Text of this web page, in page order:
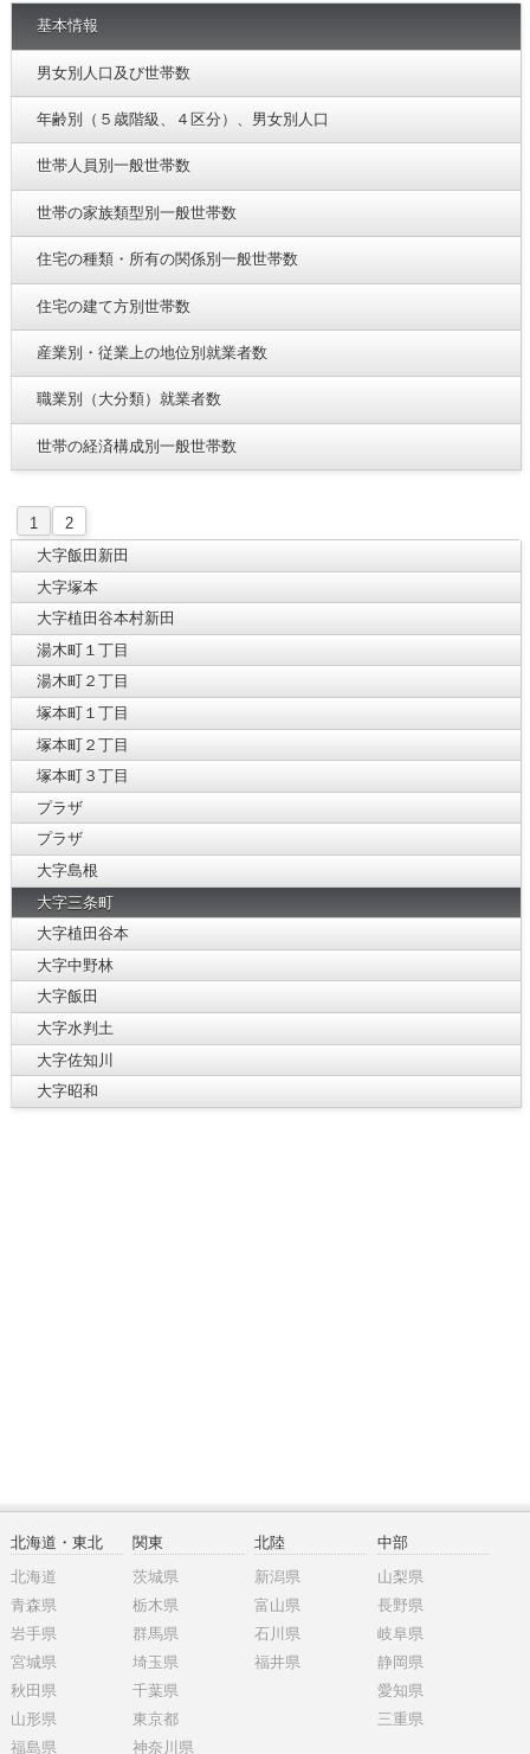
基本情報
男女別人口及び世帯数
年齢別（５歳階級、４区分）、男女別人口
世帯人員別一般世帯数
世帯の家族類型別一般世帯数
住宅の種類・所有の関係別一般世帯数
住宅の建て方別世帯数
産業別・従業上の地位別就業者数
職業別（大分類）就業者数
世帯の経済構成別一般世帯数
1
2
大字飯田新田
大字塚本
大字植田谷本村新田
湯木町１丁目
湯木町２丁目
塚本町１丁目
塚本町２丁目
塚本町３丁目
プラザ
プラザ
大字島根
大字三条町
大字植田谷本
大字中野林
大字飯田
大字水判土
大字佐知川
大字昭和
北海道・東北
北海道
青森県
岩手県
宮城県
秋田県
山形県
福島県
関東
茨城県
栃木県
群馬県
埼玉県
千葉県
東京都
神奈川県
北陸
新潟県
富山県
石川県
福井県
中部
山梨県
長野県
岐阜県
静岡県
愛知県
三重県